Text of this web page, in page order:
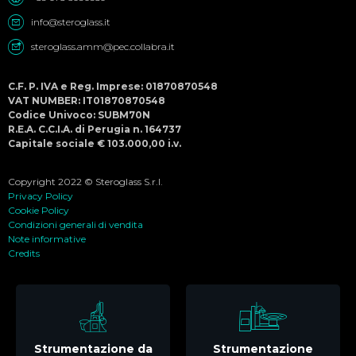
info@steroglass.it
steroglass.amm@pec.collabra.it
C.F. P. IVA e Reg. Imprese: 01870870548
VAT NUMBER: IT01870870548
Codice Univoco: SUBM70N
R.E.A. C.C.I.A. di Perugia n. 164737
Capitale sociale € 103.000,00 i.v.
Copyright 2022 © Steroglass S.r.l.
Privacy Policy
Cookie Policy
Condizioni generali di vendita
Note informative
Credits
Strumentazione da
Strumentazione